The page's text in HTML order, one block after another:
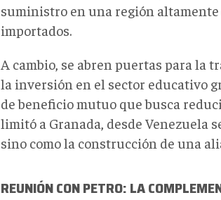
suministro en una región
importados.
A cambio, se abren puertas para la
la inversión en el sector educativo
de beneficio mutuo que busca
limitó a Granada, desde Venezuela
sino como la construcción de una
REUNIÓN CON PETRO: LA